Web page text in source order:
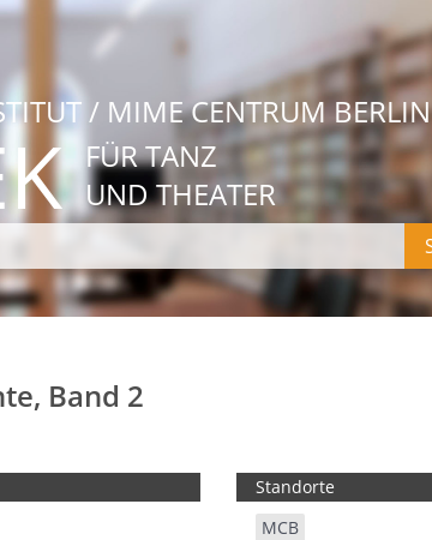
/ MIME CENTRUM BERLIN
FÜR TANZ
UND THEATER
Band 2
Standorte
MCB